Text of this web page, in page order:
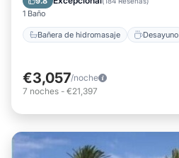
1 Baño
Bañera de hidromasaje Desayuno
€3,057/noche
7 noches - €21,397